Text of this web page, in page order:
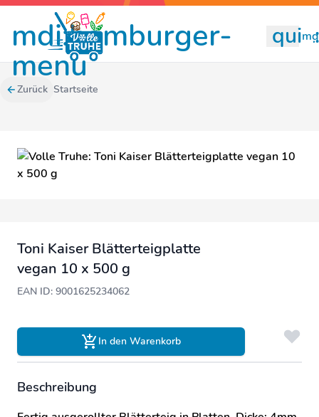
mdi:hamburger-
menu
Zurück Startseite
Toni Kaiser Blätterteigplatte
vegan 10 x 500 g
EAN ID: 9001625234062
In den Warenkorb
Beschreibung